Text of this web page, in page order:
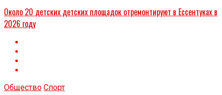
Около 20 детских детских площадок отремонтируют в Ессентуках в
2026 году
Общество Спорт